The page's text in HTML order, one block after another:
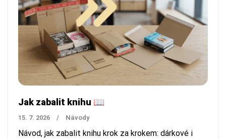
Jak zabalit knihu 📖
15. 7. 2026 / Návody
Návod, jak zabalit knihu krok za krokem: dárkové i